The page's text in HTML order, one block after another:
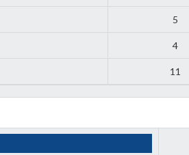
5
4
11